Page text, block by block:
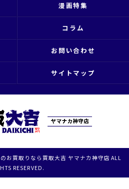
漫画特集
コラム
お問い合わせ
サイトマップ
お買取りなら買取大吉 ヤマナカ神守店 ALL
RESERVED.